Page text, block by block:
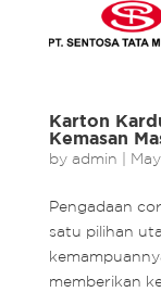
Karton
Kemasan
by admin
Pengadaan
satu pilihan
memberikan